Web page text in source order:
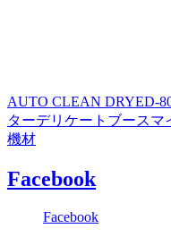
AUTO CLEAN DRYED-
ターデリケート ブースマ
機材
Facebook
Facebook